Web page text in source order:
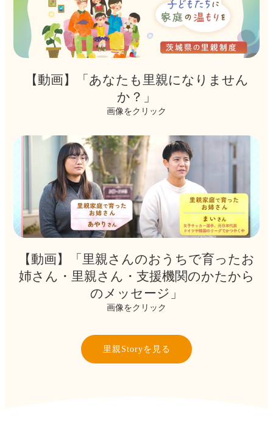
【動画】「あなたも里親になりません
か？」
画像をクリック
カ
ク
【動画】「里親さんのおうちで育ったお
姉さん・里親さん・支援機関のかたから
のメッセージ」
画像をクリック
里親Storyを見る